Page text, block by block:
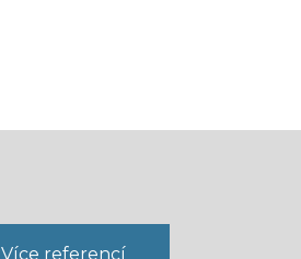
Více referencí